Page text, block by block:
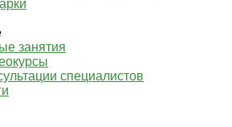
занятия
специалистов